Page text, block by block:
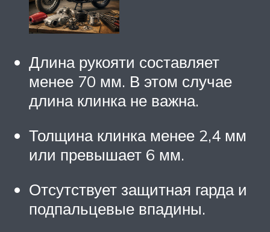
Длина рукояти составляет
менее 70 мм. В этом случае
длина клинка не важна.
Толщина клинка менее 2,4 мм
или превышает 6 мм.
Отсутствует защитная гарда и
подпальцевые впадины.